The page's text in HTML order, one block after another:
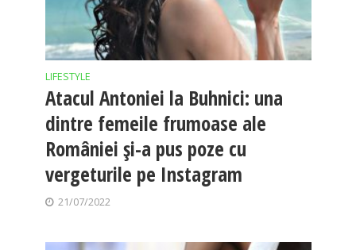
LIFESTYLE
Atacul Antoniei la Buhnici: una
dintre femeile frumoase ale
României și-a pus poze cu
vergeturile pe Instagram
21/07/2022